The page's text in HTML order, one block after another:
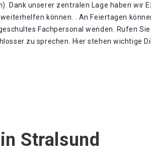
Dank unserer zentralen Lage haben wir
können. . An Feiertagen
Fachpersonal wenden. Rufen
zu sprechen. Hier stehen wichtige
Stralsund